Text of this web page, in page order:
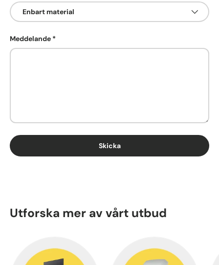
Meddelande
Skicka
Utforska mer av vårt utbud